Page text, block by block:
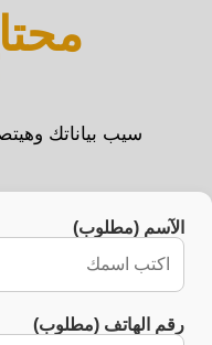
سيب بياناتك
الآسم (مطلوب)
رقم الهاتف (مطلوب)